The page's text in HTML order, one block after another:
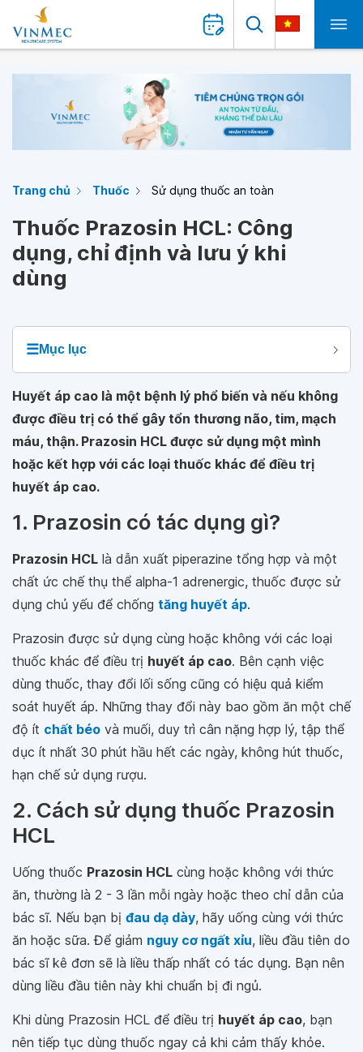
Trang chủ Thuốc Sử dụng thuốc an toàn
Thuốc Prazosin HCL: Công
dụng, chỉ định và lưu ý khi
dùng
☰Mục lục
Huyết áp cao là một bệnh lý phổ biến và nếu không
được điều trị có thể gây tổn thương não, tim, mạch
máu, thận. Prazosin HCL được sử dụng một mình
hoặc kết hợp với các loại thuốc khác để điều trị
huyết áp cao.
1. Prazosin có tác dụng gì?
Prazosin HCL là dẫn xuất piperazine tổng hợp và một
chất ức chế thụ thể alpha-1 adrenergic, thuốc được sử
dụng chủ yếu để chống tăng huyết áp.
Prazosin được sử dụng cùng hoặc không với các loại
thuốc khác để điều trị huyết áp cao. Bên cạnh việc
dùng thuốc, thay đổi lối sống cũng có hiệu quả kiểm
soát huyết áp. Những thay đổi này bao gồm ăn một chế
độ ít chất béo và muối, duy trì cân nặng hợp lý, tập thể
dục ít nhất 30 phút hầu hết các ngày, không hút thuốc,
hạn chế sử dụng rượu.
2. Cách sử dụng thuốc Prazosin
HCL
Uống thuốc Prazosin HCL cùng hoặc không với thức
ăn, thường là 2 - 3 lần mỗi ngày hoặc theo chỉ dẫn của
bác sĩ. Nếu bạn bị đau dạ dày, hãy uống cùng với thức
ăn hoặc sữa. Để giảm nguy cơ ngất xỉu, liều đầu tiên do
bác sĩ kê đơn sẽ là liều thấp nhất có tác dụng. Bạn nên
dùng liều đầu tiên này khi chuẩn bị đi ngủ.
Khi dùng Prazosin HCL để điều trị huyết áp cao, bạn
nên tiếp tục dùng thuốc ngay cả khi cảm thấy khỏe.